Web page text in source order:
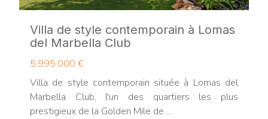
Villa de style contemporain à Lomas
del Marbella Club
5.995.000 €
Villa de style contemporain située à Lomas del
Marbella Club, l'un des quartiers les plus
prestigieux de la Golden Mile de ...